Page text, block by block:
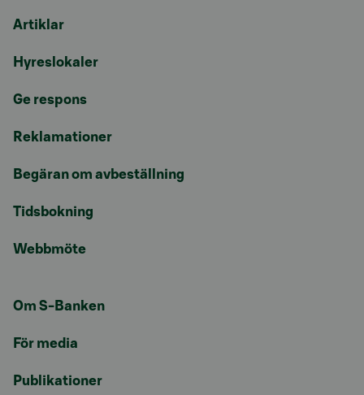
Artiklar
Hyreslokaler
Ge respons
Reklamationer
Begäran om avbeställning
Tidsbokning
Webbmöte
Om S-Banken
För media
Publikationer